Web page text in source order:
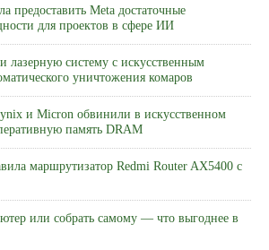
предоставить Meta достаточные
для проектов в сфере ИИ
лазерную систему с искусственным
уничтожения комаров
и Micron обвинили в искусственном
память DRAM
маршрутизатор Redmi Router AX5400 с
или собрать самому — что выгоднее в